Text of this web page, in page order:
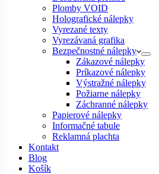
Plomby VOID
Holografické nálepky
Vyrezané texty
Vyrezávaná grafika
Bezpečnostné nálepky
Zákazové nálepky
Príkazové nálepky
Výstražné nálepky
Požiarne nálepky
Záchranné nálepky
Papierové nálepky
Informačné tabule
Reklamná plachta
Kontakt
Blog
Košík